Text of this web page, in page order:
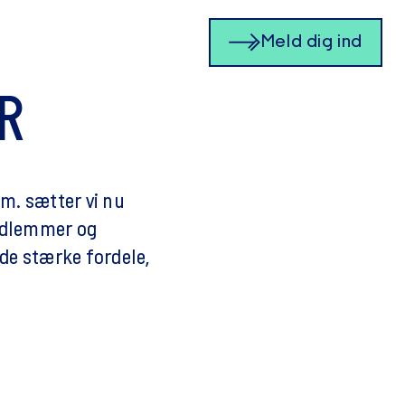
Meld dig ind
sætter vi nu
og
stærke fordele,